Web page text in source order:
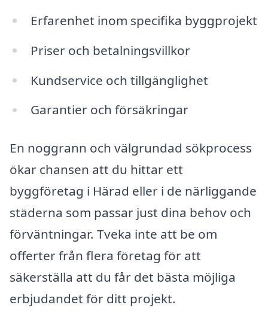
Erfarenhet inom specifika byggprojekt
Priser och betalningsvillkor
Kundservice och tillgänglighet
Garantier och försäkringar
En noggrann och välgrundad sökprocess
ökar chansen att du hittar ett
byggföretag i Härad eller i de närliggande
städerna som passar just dina behov och
förväntningar. Tveka inte att be om
offerter från flera företag för att
säkerställa att du får det bästa möjliga
erbjudandet för ditt projekt.